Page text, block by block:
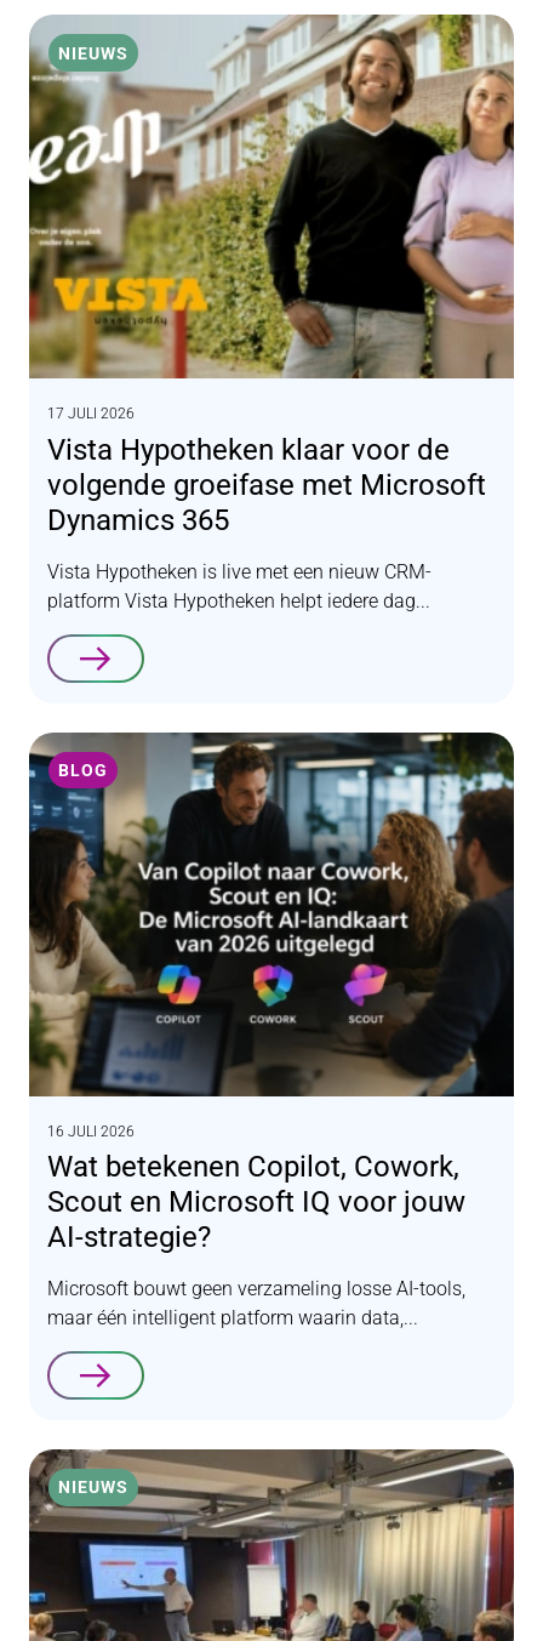
NIEUWS
17 JULI 2026
Vista Hypotheken klaar voor de
volgende groeifase met Microsoft
Dynamics 365
Vista Hypotheken is live met een nieuw CRM-
platform Vista Hypotheken helpt iedere dag...
Lees verder
BLOG
16 JULI 2026
Wat betekenen Copilot, Cowork,
Scout en Microsoft IQ voor jouw
AI-strategie?
Microsoft bouwt geen verzameling losse AI-tools,
maar één intelligent platform waarin data,...
Lees verder
NIEUWS